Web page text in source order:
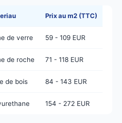
Prix au m2 (TTC)
de verre 59 - 109 EUR
de roche 71 - 118 EUR
de bois 84 - 143 EUR
154 - 272 EUR